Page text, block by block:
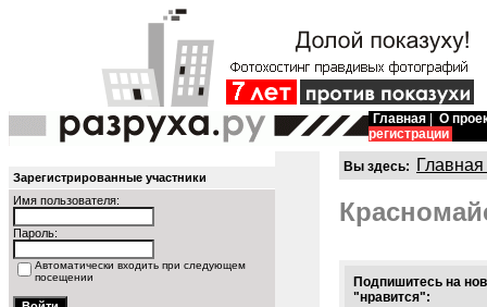
Главная
О
регистрации
Зарегистрированные участники
Имя пользователя:
Пароль:
Автоматически входить при следующем
посещении
Вы здесь:
Подпишитесь на
"нравится":